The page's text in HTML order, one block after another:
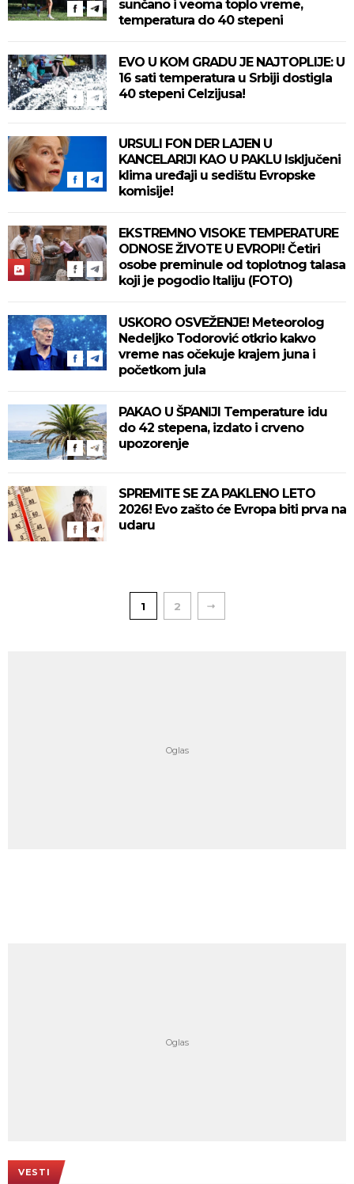
sunčano i veoma toplo vreme,
temperatura do 40 stepeni
EVO U KOM GRADU JE NAJTOPLIJE: U
16 sati temperatura u Srbiji dostigla
40 stepeni Celzijusa!
URSULI FON DER LAJEN U
KANCELARIJI KAO U PAKLU Isključeni
klima uređaji u sedištu Evropske
komisije!
EKSTREMNO VISOKE TEMPERATURE
ODNOSE ŽIVOTE U EVROPI! Četiri
osobe preminule od toplotnog talasa
koji je pogodio Italiju (FOTO)
USKORO OSVEŽENJE! Meteorolog
Nedeljko Todorović otkrio kakvo
vreme nas očekuje krajem juna i
početkom jula
PAKAO U ŠPANIJI Temperature idu
do 42 stepena, izdato i crveno
upozorenje
SPREMITE SE ZA PAKLENO LETO
2026! Evo zašto će Evropa biti prva na
udaru
1 2
VESTI